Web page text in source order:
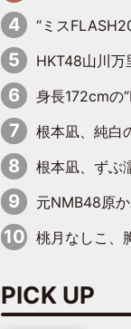
“ミスFLASH2026”ファイナリス
HKT48山川万里愛が初水着グラビ
身長172cmの“K-1 GIRLS”、
根本凪、純白の水着姿と物憂げな表情に
根本凪、ずぶ濡れスケスケ衣装にドキッ「表
元NMB48原かれん、25歳の“どストライク
桃月なしこ、胸元も脇も眩し過ぎるランジェリー＆ビ
PICK UP